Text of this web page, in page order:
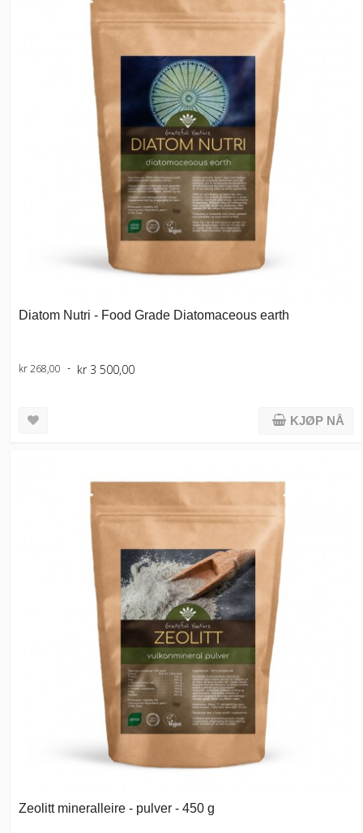
Diatom Nutri - Food Grade Diatomaceous earth
kr 268,00 kr 3 500,00
KJØP NÅ
Zeolitt mineralleire - pulver - 450 g